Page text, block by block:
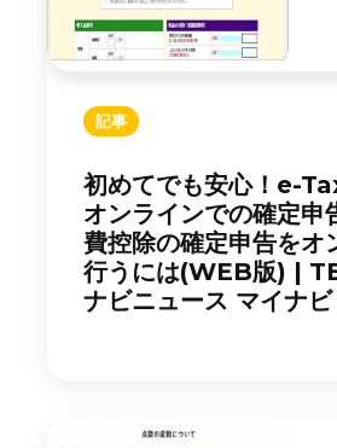
記事
初めてでも安心！e-
オンラインでの確定申
費控除の確定申告をオ
行うには(WEB版) |
ナビニュース マイナビ